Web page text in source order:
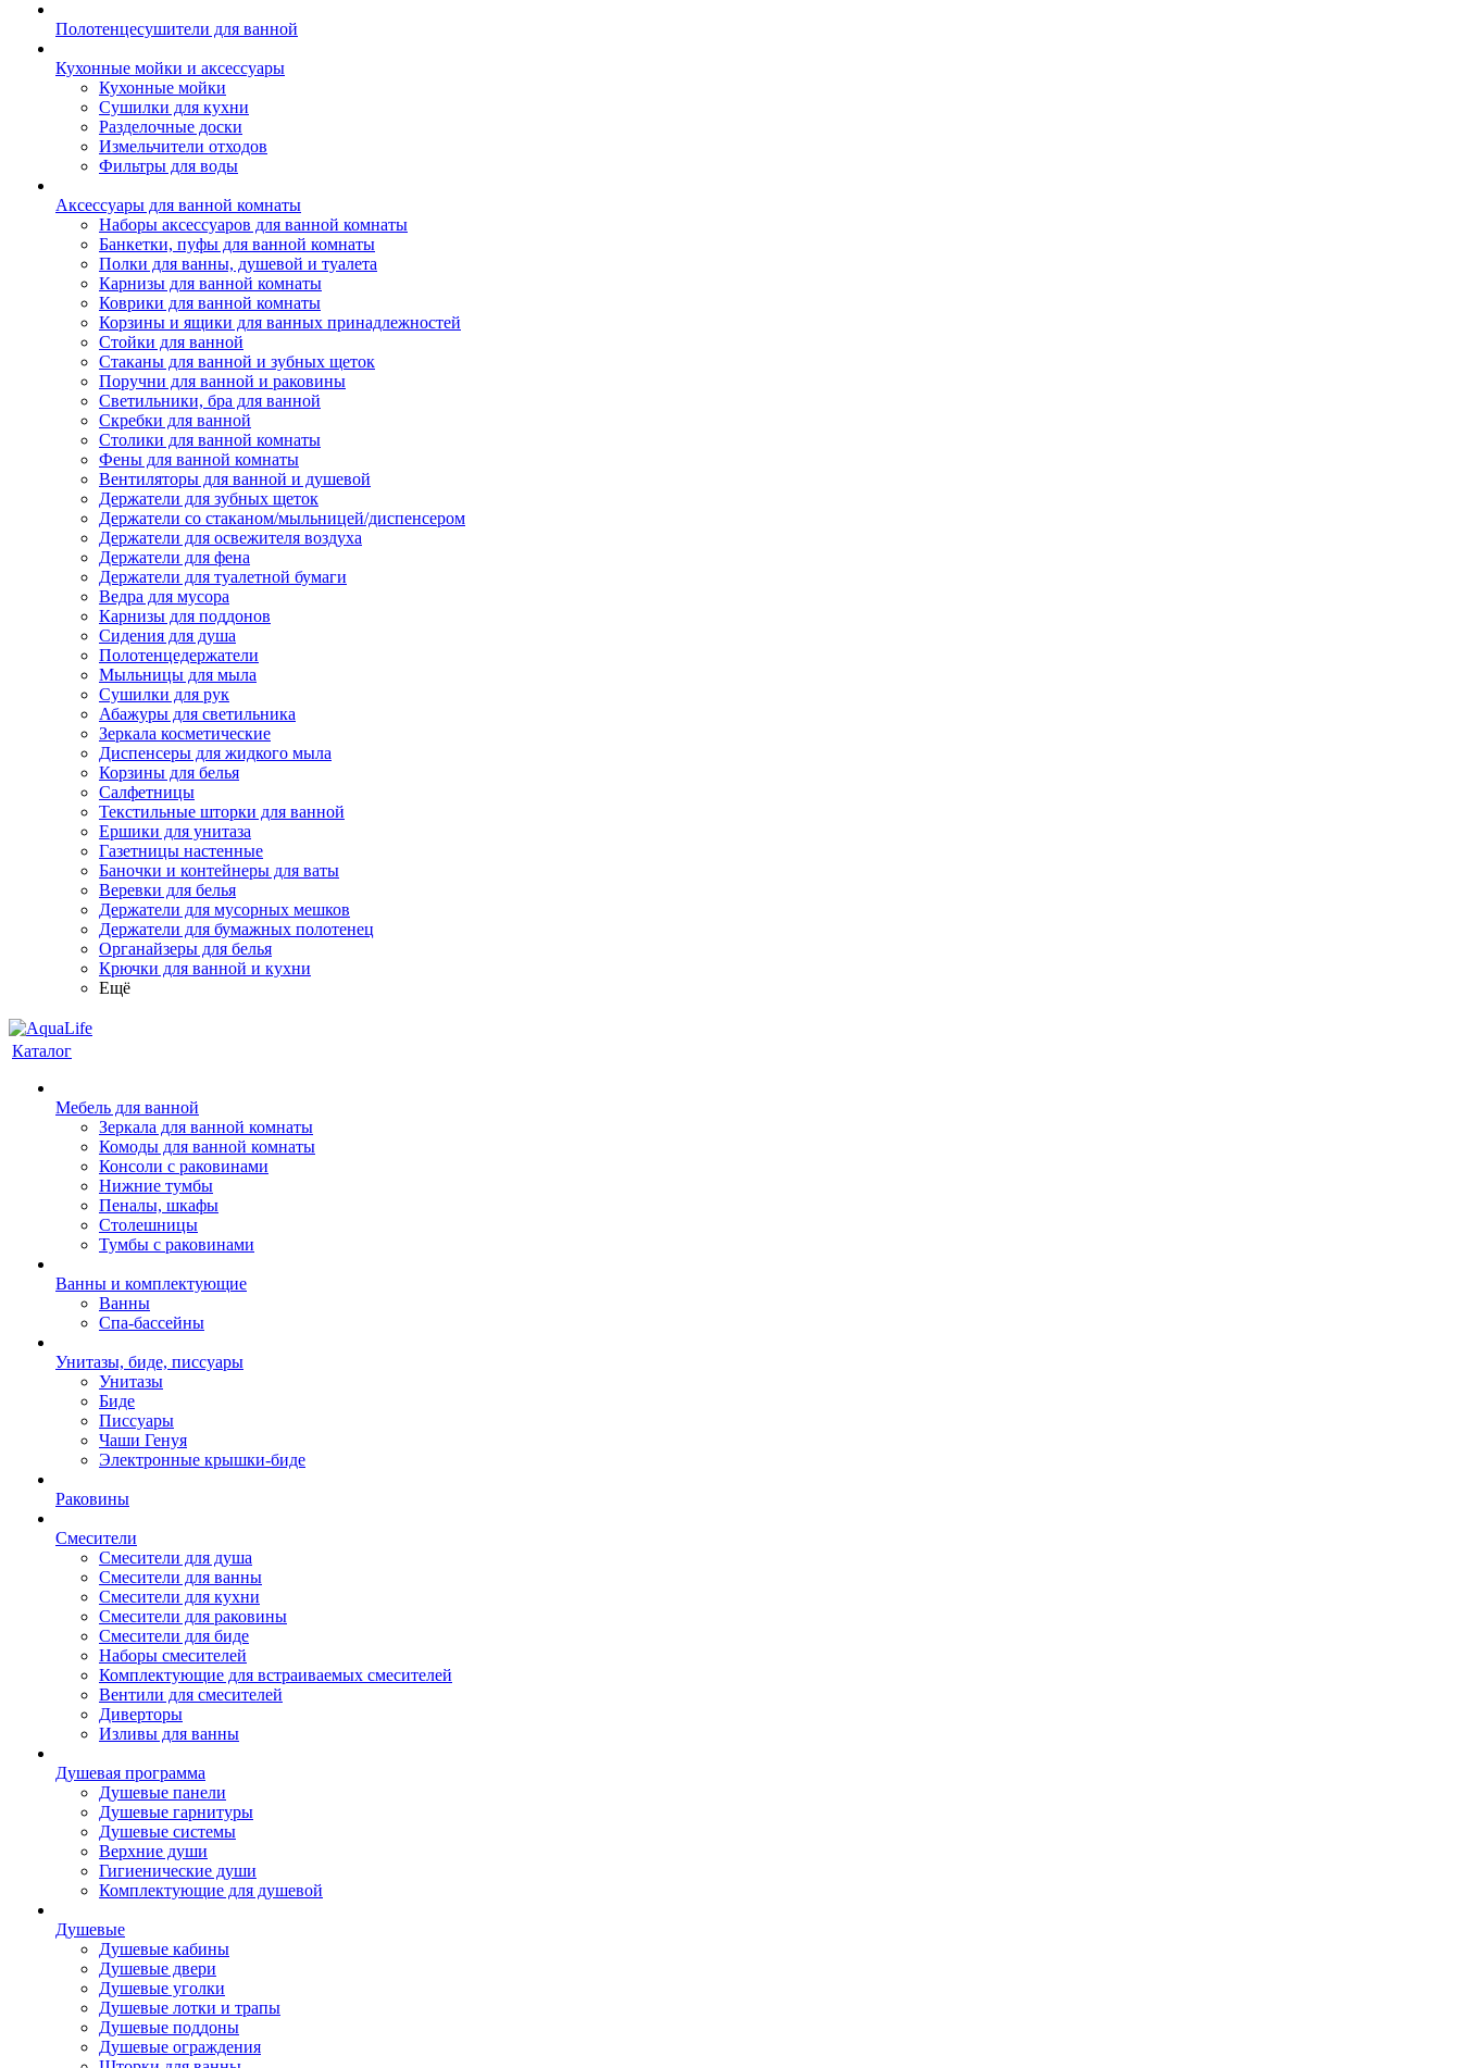
Полотенцесушители для ванной
Кухонные мойки и аксессуары
Кухонные мойки
Сушилки для кухни
Разделочные доски
Измельчители отходов
Фильтры для воды
Аксессуары для ванной комнаты
Наборы аксессуаров для ванной комнаты
Банкетки, пуфы для ванной комнаты
Полки для ванны, душевой и туалета
Карнизы для ванной комнаты
Коврики для ванной комнаты
Корзины и ящики для ванных принадлежностей
Стойки для ванной
Стаканы для ванной и зубных щеток
Поручни для ванной и раковины
Светильники, бра для ванной
Скребки для ванной
Столики для ванной комнаты
Фены для ванной комнаты
Вентиляторы для ванной и душевой
Держатели для зубных щеток
Держатели со стаканом/мыльницей/диспенсером
Держатели для освежителя воздуха
Держатели для фена
Держатели для туалетной бумаги
Ведра для мусора
Карнизы для поддонов
Сидения для душа
Полотенцедержатели
Мыльницы для мыла
Сушилки для рук
Абажуры для светильника
Зеркала косметические
Диспенсеры для жидкого мыла
Корзины для белья
Салфетницы
Текстильные шторки для ванной
Ершики для унитаза
Газетницы настенные
Баночки и контейнеры для ваты
Веревки для белья
Держатели для мусорных мешков
Держатели для бумажных полотенец
Органайзеры для белья
Крючки для ванной и кухни
Ещё
Каталог
Мебель для ванной
Зеркала для ванной комнаты
Комоды для ванной комнаты
Консоли с раковинами
Нижние тумбы
Пеналы, шкафы
Столешницы
Тумбы с раковинами
Ванны и комплектующие
Ванны
Спа-бассейны
Унитазы, биде, писсуары
Унитазы
Биде
Писсуары
Чаши Генуя
Электронные крышки-биде
Раковины
Смесители
Смесители для душа
Смесители для ванны
Смесители для кухни
Смесители для раковины
Смесители для биде
Наборы смесителей
Комплектующие для встраиваемых смесителей
Вентили для смесителей
Диверторы
Изливы для ванны
Душевая программа
Душевые панели
Душевые гарнитуры
Душевые системы
Верхние души
Гигиенические души
Комплектующие для душевой
Душевые
Душевые кабины
Душевые двери
Душевые уголки
Душевые лотки и трапы
Душевые поддоны
Душевые ограждения